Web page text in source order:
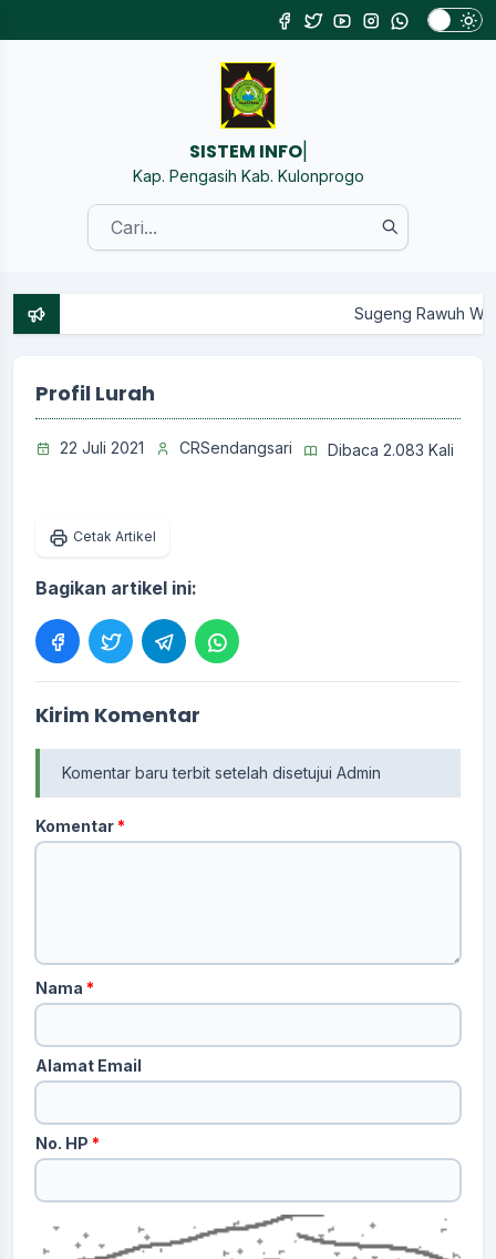
SISTEM INFORMASI KA
Kap. Pengasih Kab. Kulonprogo
Sugeng Rawuh Wonten
Profil Lurah
22 Juli 2021 CRSendangsari Dibaca 2.083 Kali
Cetak Artikel
Bagikan artikel ini:
Kirim Komentar
Komentar baru terbit setelah disetujui Admin
Komentar*
Nama *
Alamat Email
No. HP *